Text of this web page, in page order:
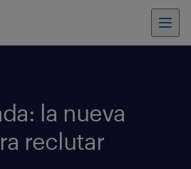
la nueva
reclutar